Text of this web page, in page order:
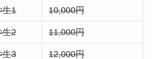
生1 10,000円
生2 11,000円
生3 12,000円